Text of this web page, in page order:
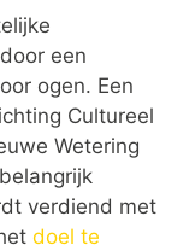
een
ogen. Een
Cultureel
Wetering
verdiend met
doel te